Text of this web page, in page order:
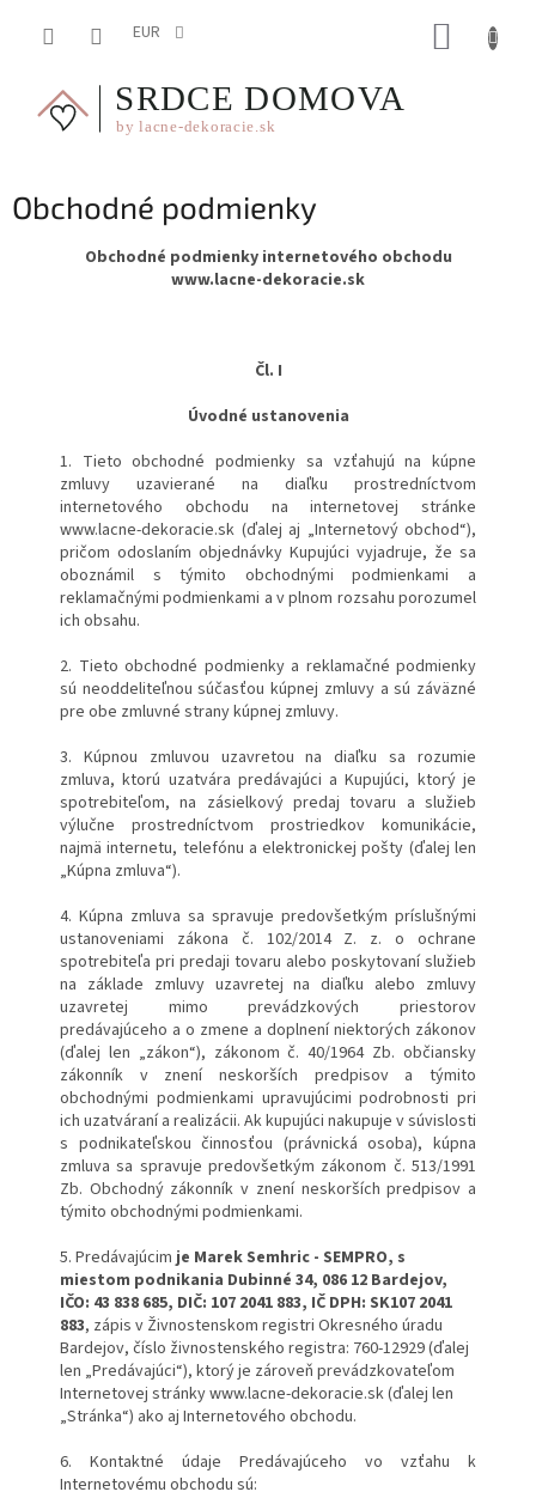
EUR
Obchodné podmienky
Obchodné podmienky internetového obchodu
www.lacne-dekoracie.sk
Čl. I
Úvodné ustanovenia
1. Tieto obchodné podmienky sa vzťahujú na kúpne
zmluvy uzavierané na diaľku prostredníctvom
internetového obchodu na internetovej stránke
www.lacne-dekoracie.sk (ďalej aj „Internetový obchod“),
pričom odoslaním objednávky Kupujúci vyjadruje, že sa
oboznámil s týmito obchodnými podmienkami a
reklamačnými podmienkami a v plnom rozsahu porozumel
ich obsahu.
2. Tieto obchodné podmienky a reklamačné podmienky
sú neoddeliteľnou súčasťou kúpnej zmluvy a sú záväzné
pre obe zmluvné strany kúpnej zmluvy.
3. Kúpnou zmluvou uzavretou na diaľku sa rozumie
zmluva, ktorú uzatvára predávajúci a Kupujúci, ktorý je
spotrebiteľom, na zásielkový predaj tovaru a služieb
výlučne prostredníctvom prostriedkov komunikácie,
najmä internetu, telefónu a elektronickej pošty (ďalej len
„Kúpna zmluva“).
4. Kúpna zmluva sa spravuje predovšetkým príslušnými
ustanoveniami zákona č. 102/2014 Z. z. o ochrane
spotrebiteľa pri predaji tovaru alebo poskytovaní služieb
na základe zmluvy uzavretej na diaľku alebo zmluvy
uzavretej mimo prevádzkových priestorov
predávajúceho a o zmene a doplnení niektorých zákonov
(ďalej len „zákon“), zákonom č. 40/1964 Zb. občiansky
zákonník v znení neskorších predpisov a týmito
obchodnými podmienkami upravujúcimi podrobnosti pri
ich uzatváraní a realizácii. Ak kupujúci nakupuje v súvislosti
s podnikateľskou činnosťou (právnická osoba), kúpna
zmluva sa spravuje predovšetkým zákonom č. 513/1991
Zb. Obchodný zákonník v znení neskorších predpisov a
týmito obchodnými podmienkami.
5. Predávajúcim je Marek Semhric - SEMPRO, s
miestom podnikania Dubinné 34, 086 12 Bardejov,
IČO: 43 838 685, DIČ: 107 2041 883, IČ DPH: SK107 2041
883, zápis v Živnostenskom registri Okresného úradu
Bardejov, číslo živnostenského registra: 760-12929 (ďalej
len „Predávajúci“), ktorý je zároveň prevádzkovateľom
Internetovej stránky www.lacne-dekoracie.sk (ďalej len
„Stránka“) ako aj Internetového obchodu.
6. Kontaktné údaje Predávajúceho vo vzťahu k
Internetovému obchodu sú: